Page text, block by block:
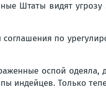
Штаты видят
по
оспой одеяла,
индейцев. Только